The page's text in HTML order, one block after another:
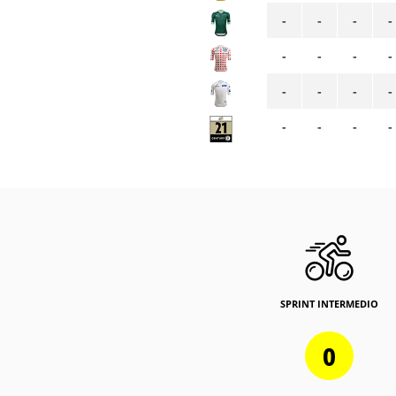
-
-
-
-
-
-
-
-
-
-
-
-
-
-
-
-
SPRINT INTERMEDIO
0